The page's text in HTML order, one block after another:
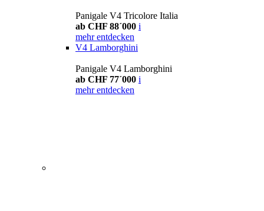
Panigale V4 Tricolore Italia
ab CHF 88´000 i
mehr entdecken
V4 Lamborghini
Panigale V4 Lamborghini
ab CHF 77´000 i
mehr entdecken